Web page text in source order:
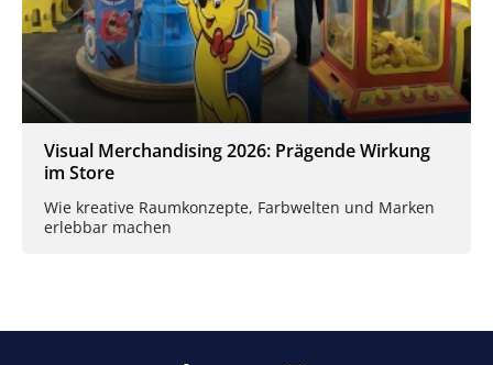
Visual Merchandising 2026: Prägende Wirkung
im Store
Wie kreative Raumkonzepte, Farbwelten und Marken
erlebbar machen